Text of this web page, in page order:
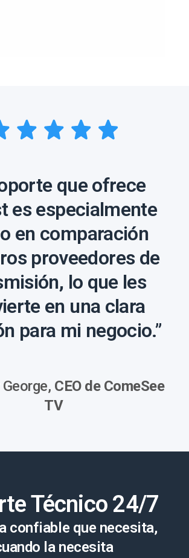
que ofrece
es especialmente
en comparación
proveedores de
lo que les
en una clara
para mi negocio.”
CEO de ComeSee
TV
Técnico 24/7
confiable que necesita,
la necesita